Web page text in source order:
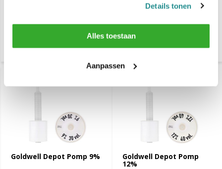
Details tonen
Alles toestaan
Aanpassen
€ 8,49€ 6,95
Goldwell Depot Pomp 6%
€ 8,49€ 6,95
Goldwell Depot Pomp 9% Goldwell Depot Pomp
12%